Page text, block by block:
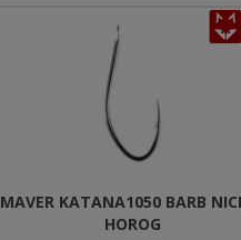
MAVER KATANA1050 BARB
HOROG